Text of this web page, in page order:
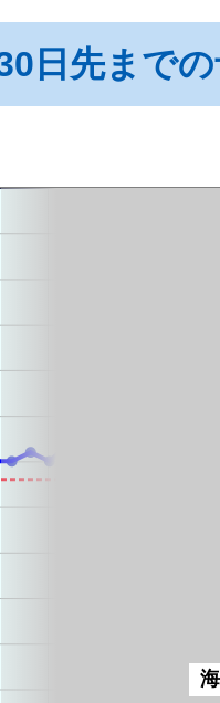
日先まで